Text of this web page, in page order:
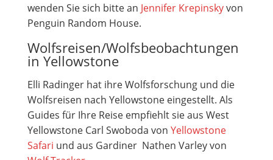
wenden Sie sich bitte an Jennifer Krepinskyvon
Penguin Random House.
Wolfsreisen/Wolfsbeobachtungen
in Yellowstone
Elli Radinger hat ihre Wolfsforschung und die
Wolfsreisen nach Yellowstone eingestellt. Als
Guides für Ihre Reise empfiehlt sie aus West
Yellowstone Carl Swoboda von Yellowstone
Safari und aus Gardiner Nathen Varley von